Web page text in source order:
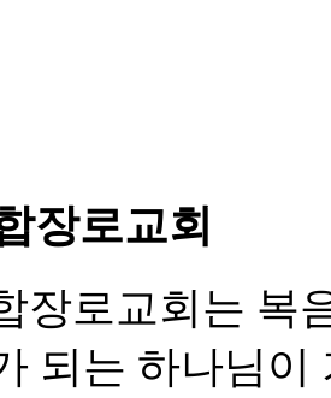
장로교회
장로교회는 복
되는 하나님